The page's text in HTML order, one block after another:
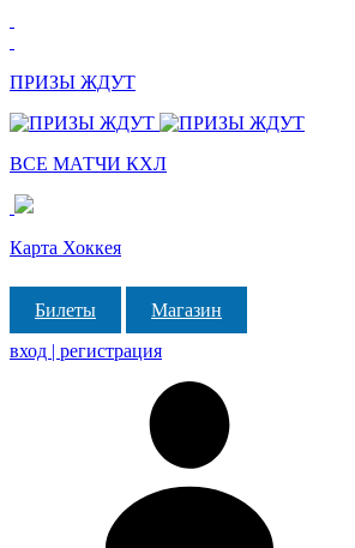
ПРИЗЫ ЖДУТ
ВСЕ МАТЧИ КХЛ
Карта Хоккея
Билеты
Магазин
вход | регистрация